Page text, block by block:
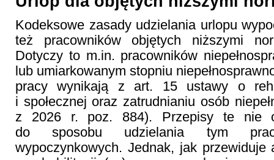
Kodeksowe zasady udzielania urlopu
też pracowników objętych niższymi
Dotyczy to m.in. pracowników
lub umiarkowanym stopniu
pracy wynikają z art. 15 ustawy o
i społecznej oraz zatrudnianiu osób
z 2026 r. poz. 884). Przepisy te nie
do sposobu udzielania tym
wypoczynkowych. Jednak, jak